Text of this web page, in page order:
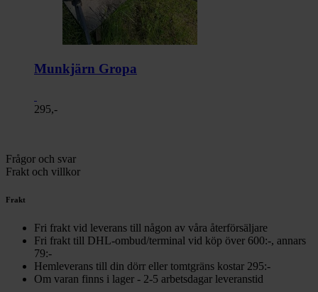
Munkjärn Gropa
295,-
Frågor och svar
Frakt och villkor
Frakt
Fri frakt vid leverans till någon av våra återförsäljare
Fri frakt till DHL-ombud/terminal vid köp över 600:-, annars
79:-
Hemleverans till din dörr eller tomtgräns kostar 295:-
Om varan finns i lager - 2-5 arbetsdagar leveranstid